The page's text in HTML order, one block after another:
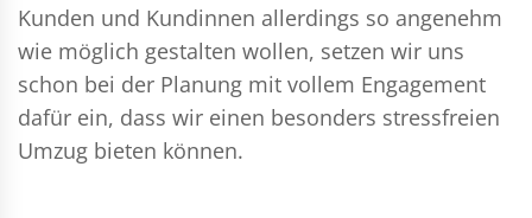
Kunden und Kundinnen allerdings so angenehm
wie möglich gestalten wollen, setzen wir uns
schon bei der Planung mit vollem Engagement
dafür ein, dass wir einen besonders stressfreien
Umzug bieten können.